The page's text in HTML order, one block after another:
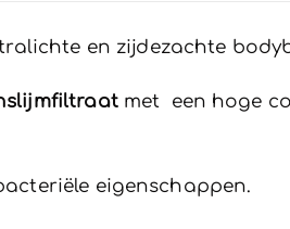
en zijdezachte
met een hoge
eigenschappen.